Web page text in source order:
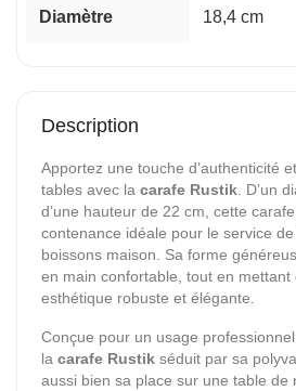
Diamètre 18,4 cm
Description
Apportez une touche d’authenticité
tables avec la carafe Rustik . D’un
d’une hauteur de 22 cm, cette
contenance idéale pour le service
boissons maison. Sa forme
en main confortable, tout en mettant
esthétique robuste et élégante.
Conçue pour un usage
la carafe Rustik séduit par sa
aussi bien sa place sur une table de